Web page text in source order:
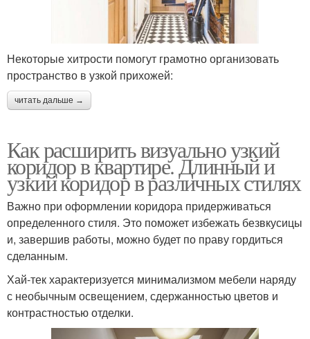
Некоторые хитрости помогут грамотно организовать
пространство в узкой прихожей:
читать дальше →
Как расширить визуально узкий
коридор в квартире. Длинный и
узкий коридор в различных стилях
Важно при оформлении коридора придерживаться
определенного стиля. Это поможет избежать безвкусицы
и, завершив работы, можно будет по праву гордиться
сделанным.
Хай-тек характеризуется минимализмом мебели наряду
с необычным освещением, сдержанностью цветов и
контрастностью отделки.